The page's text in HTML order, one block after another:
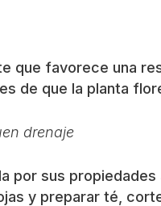
que favorece una
de que la planta
drenaje
sus
y preparar té,